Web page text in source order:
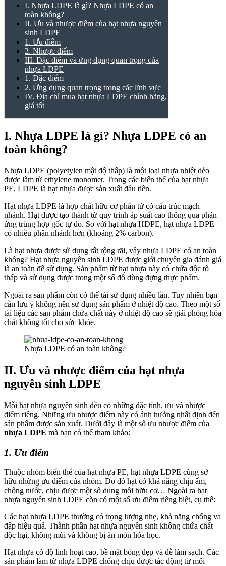
I. Nhựa LDPE là gì? Nhựa LDPE có an
toàn không?
II. Ưu và nhược điểm của hạt nhựa nguyên
sinh LDPE
1. Ưu điểm
2. Nhược điểm
III. Đặc điểm và ứng dụng quan trọng của
nhựa LDPE
1. Đặc điểm
2. Ứng dụng quan trọng trong các lĩnh vực
IV. Địa chỉ mua hạt nhựa LDPE chính hãng,
giá tốt
I. Nhựa LDPE là gì? Nhựa LDPE có an
toàn không?
Nhựa LDPE (polyetylen mật độ thấp) là một loại nhựa nhiệt dẻo
được làm từ ethylene monomer. Trong các biến thể của hạt nhựa
PE, LDPE là hạt nhựa được sản xuất đầu tiên.
Hạt nhựa LDPE là hợp chất hữu cơ phân tử có cấu trúc mạch
nhánh. Hạt được tạo thành từ quy trình áp suất cao thông qua phản
ứng trùng hợp gốc tự do. So với hạt nhựa HDPE, hạt nhựa LDPE
có nhiều phân nhánh hơn (khoảng 2% carbon).
Là hạt nhựa được sử dụng rất rộng rãi, vậy nhựa LDPE có an toàn
không? Hạt nhựa nguyên sinh LDPE được giới chuyên gia đánh giá
là an toàn để sử dụng. Sản phẩm từ hạt nhựa này có chứa độc tố
thấp và sử dụng được trong một số đồ dùng đựng thực phẩm.
Ngoài ra sản phẩm còn có thể tái sử dụng nhiều lần. Tuy nhiên bạn
cần lưu ý không nên sử dụng sản phẩm ở nhiệt độ cao. Theo một số
tài liệu các sản phẩm chứa chất này ở nhiệt độ cao sẽ giải phóng hóa
chất không tốt cho sức khỏe.
Nhựa LDPE có an toàn không?
II. Ưu và nhược điểm của hạt nhựa
nguyên sinh LDPE
Mỗi hạt nhựa nguyên sinh đều có những đặc tính, ưu và nhược
điểm riêng. Những ưu nhược điểm này có ảnh hưởng nhất định đến
sản phẩm được sản xuất. Dưới đây là một số ưu nhược điểm của
nhựa LDPE mà bạn có thể tham khảo:
1. Ưu điểm
Thuộc nhóm biến thể của hạt nhựa PE, hạt nhựa LDPE cũng sở
hữu những ưu điểm của nhóm. Do đó hạt có khả năng chịu ẩm,
chống nước, chịu được một số dung môi hữu cơ… Ngoài ra hạt
nhựa nguyên sinh LDPE còn có một số ưu điểm riêng biệt, cụ thể:
Các hạt nhựa LDPE thường có trọng lượng nhẹ, khả năng chống va
đập hiệu quả. Thành phần hạt nhựa nguyên sinh không chứa chất
độc hại, không mùi và không bị ăn mòn hóa học.
Hạt nhựa có độ linh hoạt cao, bề mặt bóng đẹp và dễ làm sạch. Các
sản phẩm làm từ nhựa LDPE chống chịu được tác động từ môi